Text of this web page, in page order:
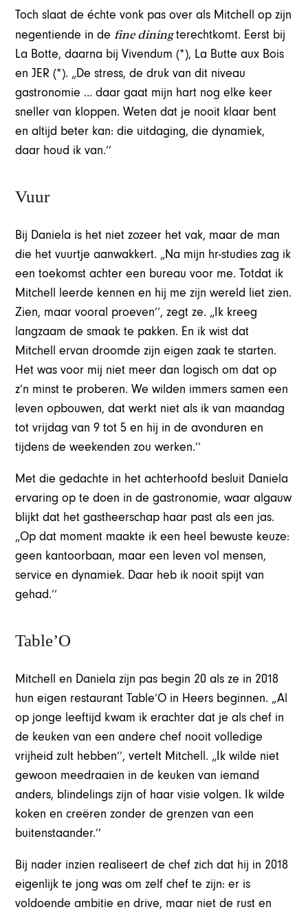
Toch slaat de échte vonk pas over als Mitchell op zijn
negentiende in define diningterechtkomt. Eerst bij
La Botte, daarna bij Vivendum (*), La Butte aux Bois
en JER (*). „De stress, de druk van dit niveau
gastronomie … daar gaat mijn hart nog elke keer
sneller van kloppen. Weten dat je nooit klaar bent
en altijd beter kan: die uitdaging, die dynamiek,
daar houd ik van.’’
Vuur
Bij Daniela is het niet zozeer het vak, maar de man
die het vuurtje aanwakkert. „Na mijn hr-studies zag ik
een toekomst achter een bureau voor me. Totdat ik
Mitchell leerde kennen en hij me zijn wereld liet zien.
Zien, maar vooral proeven’’, zegt ze. „Ik kreeg
langzaam de smaak te pakken. En ik wist dat
Mitchell ervan droomde zijn eigen zaak te starten.
Het was voor mij niet meer dan logisch om dat op
z’n minst te proberen. We wilden immers samen een
leven opbouwen, dat werkt niet als ik van maandag
tot vrijdag van 9 tot 5 en hij in de avonduren en
tijdens de weekenden zou werken.’’
Met die gedachte in het achterhoofd besluit Daniela
ervaring op te doen in de gastronomie, waar algauw
blijkt dat het gastheerschap haar past als een jas.
„Op dat moment maakte ik een heel bewuste keuze:
geen kantoorbaan, maar een leven vol mensen,
service en dynamiek. Daar heb ik nooit spijt van
gehad.’’
Table’O
Mitchell en Daniela zijn pas begin 20 als ze in 2018
hun eigen restaurant Table‘O in Heers beginnen. „Al
op jonge leeftijd kwam ik erachter dat je als chef in
de keuken van een andere chef nooit volledige
vrijheid zult hebben’’, vertelt Mitchell. „Ik wilde niet
gewoon meedraaien in de keuken van iemand
anders, blindelings zijn of haar visie volgen. Ik wilde
koken en creëren zonder de grenzen van een
buitenstaander.’’
Bij nader inzien realiseert de chef zich dat hij in 2018
eigenlijk te jong was om zelf chef te zijn: er is
voldoende ambitie en drive, maar niet de rust en